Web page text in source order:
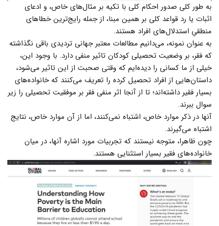
به طور کلی صدور احکام کلی با تکیه بر مثال‌های خاص، و ادعای
اثبات یا رد قواعد کلی بر همین مبنا، از جمله رایج‌ترین خطاهای
منطقیِ استدلال‌های افراد هستند.
به عنوان نمونه، می‌دانیم مطالعات معتبر جهانی تردیدی باقی نگذاشته
که فقر، بر وضعیت تحصیلی کودکان تاثیر منفی دارد. با وجود این،
خیلی از ما کسانی را دیده‌ایم که وقتی صحبت از این تاثیر می‌شود،
داستان‌هایی از افراد تحصیل کرده را تعریف می‌کنند که خانواده‌های
بسیار فقیر داشته‌اند؛ تا از آنجا اثر منفی فقر بر موفقیت تحصیلی را زیر
سوال ببرند.
آنها در ذکر موارد خاص، اشتباه نمی‌کنند، اما از آن موارد خاص، نتایج
اشتباه می‌گیرند.
چون ظاهرا، متوجه نیستند که تجربیات مورد اشاره آنها، در میان
خانواده‌های فقیر بسیار استثنایی هستند.